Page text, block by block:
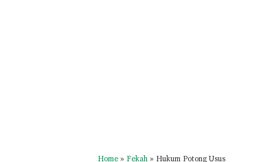
Home » Fekah » Hukum Potong Usus